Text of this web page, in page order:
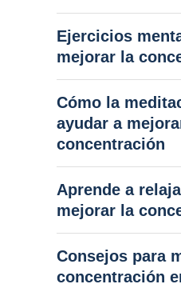
Ejercicios
mejorar la
Cómo la
ayudar a
concentración
Aprende a
mejorar la
Consejos para
concentración